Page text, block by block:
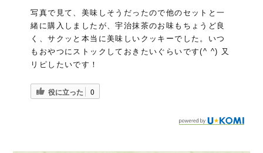
込むように、工夫して撮影しました。
同封された商品カタログもなんて重厚、上品
なんでしょう！
撮影を終えて、大好きな熱々の抹茶入り玄米
茶と一緒にクッキーをいただきます。
こんなに一枚が大きくて重厚で威風堂々とし
外側はカリッとしていますが、厚みがあるので
写真で見て、美味しそうだったので他のセットと一
緒に購入しましたが、宇治抹茶のお味もちょうど良
く、サクッと本当に美味しいクッキーでした。いつ
もおやつにストックしておきたいぐらいです(^ ^) 又
リピしたいです！
役に立った 0